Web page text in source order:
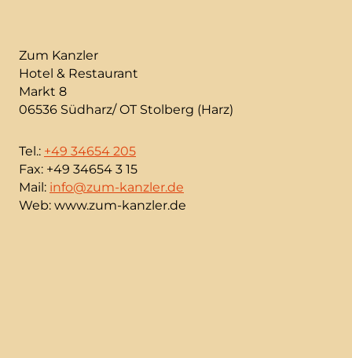
Zum Kanzler
Hotel & Restaurant
Markt 8
06536 Südharz/ OT Stolberg (Harz)
Tel.: +49 34654 205
Fax: +49 34654 3 15
Mail: info@zum-kanzler.de
Web: www.zum-kanzler.de